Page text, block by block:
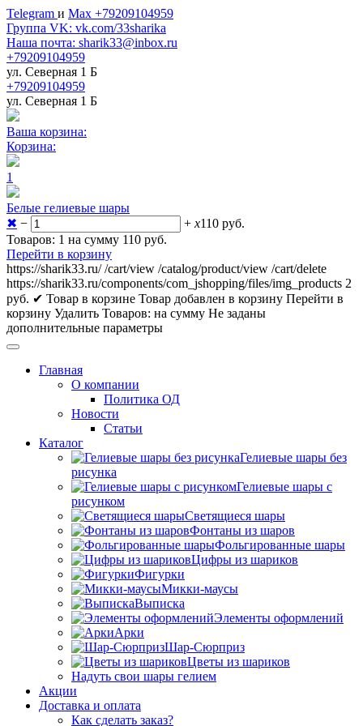
Telegram и Max +79209104959
Группа VK: vk.com/33sharika
Наша почта: sharik33@inbox.ru
+79209104959
ул. Северная 1 Б
+79209104959
ул. Северная 1 Б
Ваша корзина:
Корзина:
1
Белые гелиевые шары
✖ − + x110 руб.
Товаров: 1 на сумму 110 руб.
Перейти в корзину
https://sharik33.ru/ /cart/view /catalog/product/view /cart/delete
https://sharik33.ru/components/com_jshopping/files/img_products 2
руб. ✔ Товар в корзине Товар добавлен в корзину Перейти в
корзину Удалить Товаров: на сумму Не заданы
дополнительные параметры
Главная
О компании
Политика ОД
Новости
Статьи
Каталог
Гелиевые шары без
рисунка
Гелиевые шары с
рисунком
Светящиеся шары
Фонтаны из шаров
Фольгированные шары
Цифры из шариков
Фигурки
Микки-маусы
Выписка
Элементы оформлений
Арки
Шар-Сюрприз
Цветы из шариков
Надуть свои шары гелием
Акции
Доставка и оплата
Как сделать заказ?